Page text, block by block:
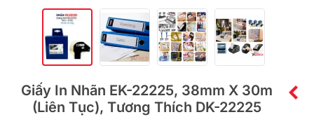
Giấy In Nhãn EK-22225, 38mm X 30m
(liên Tục), Tương Thích DK-22225